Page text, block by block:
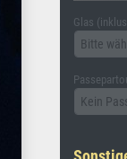
Glas
Bitte
Kein